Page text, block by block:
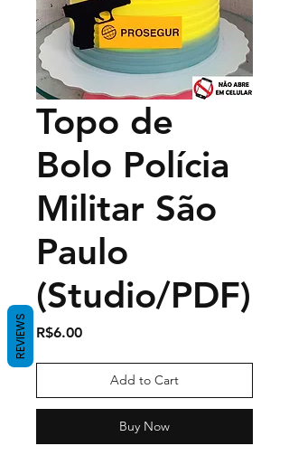
Topo de
Bolo Polícia
Militar São
Paulo
(Studio/PDF)
R$6.00Price
Add to Cart
Buy Now
REVIEWS